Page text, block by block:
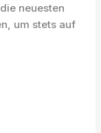
neuesten
um stets auf